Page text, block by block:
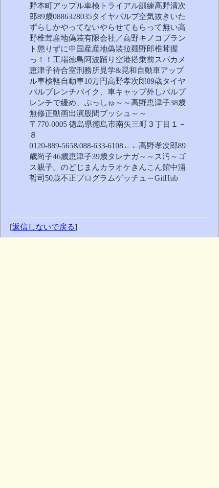
野本町アップル車検トライアル訓練高野清次
郎89歳0886328035タイヤバルブ空気抜きいた
ずらしかやってないやらせてもらって無い高
野椎茸産地偽装有限会社／高野キノコプラン
ト懲りずに中国産産地偽装拉麺野郎椎茸握
っ！！工場徳島阿波踊り空港搭乗前スパカメ
恵津子待合室刑務所見学&晃和自動車アップ
ル車検軽自動車10万円高野孝次郎89歳タイヤ
バルブレンチバイク、車キャップ外しバルブ
レンチで緩め、ぷっしゅ～～高野恵津子38歳
無修正動画出演股間ブッシュ～～
〒770-0005 徳島県徳島市南矢三町３丁目１－
８
0120-889-565&088-633-6108←←高野孝次郎89
歳尚子46歳恵津子39歳タレナガ～～ス汚～ゴ
ス親子。のどじまんカラオケきんこん館中浦
哲司50歳不正プログラムゲッチュ～GitHub
[返信しないで戻る]